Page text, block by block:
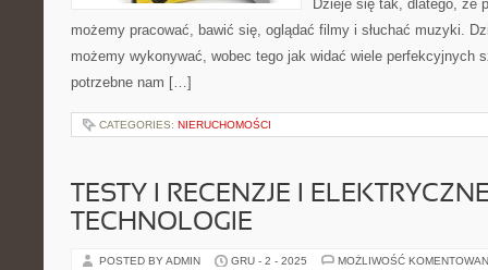
Dzieje się tak, dlatego, że
możemy pracować, bawić się, oglądać filmy i słuchać muzyki.
możemy wykonywać, wobec tego jak widać wiele perfekcyjnych
potrzebne nam […]
CATEGORIES: NIERUCHOMOŚCI
TESTY I RECENZJE I
TECHNOLOGIE
POSTED BY ADMIN GRU - 2 - 2025 MOŻLIWOŚĆ